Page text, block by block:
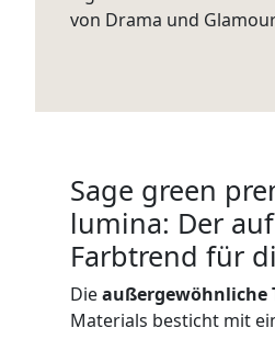
von Drama und
Sage green
lumina: Der
Farbtrend für
Dieaußergewöhnliche
Materials besticht mit